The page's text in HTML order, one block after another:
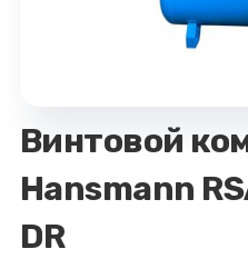
Винтовой
Hansmann
DR